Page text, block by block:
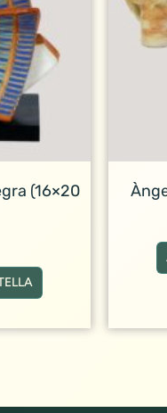
(16×20